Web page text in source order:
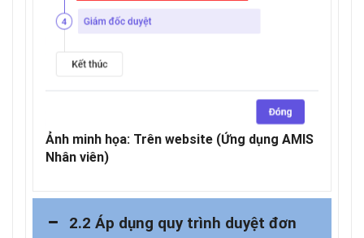
Ảnh minh họa: Trên website (Ứng dụng AMIS
Nhân viên)
2.2 Áp dụng quy trình duyệt đơn